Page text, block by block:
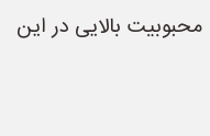
بالایی در این